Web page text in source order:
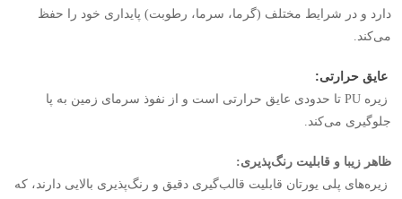
دارد و در شرایط مختلف (گرما، سرما، رطوبت) پایداری خود را حفظ
می‌کند.
عایق حرارتی:
زیره PU تا حدودی عایق حرارتی است و از نفوذ سرمای زمین به پا
جلوگیری می‌کند.
ظاهر زیبا و قابلیت رنگ‌پذیری:
زیره‌های پلی یورتان قابلیت قالب‌گیری دقیق و رنگ‌پذیری بالایی دارند، که